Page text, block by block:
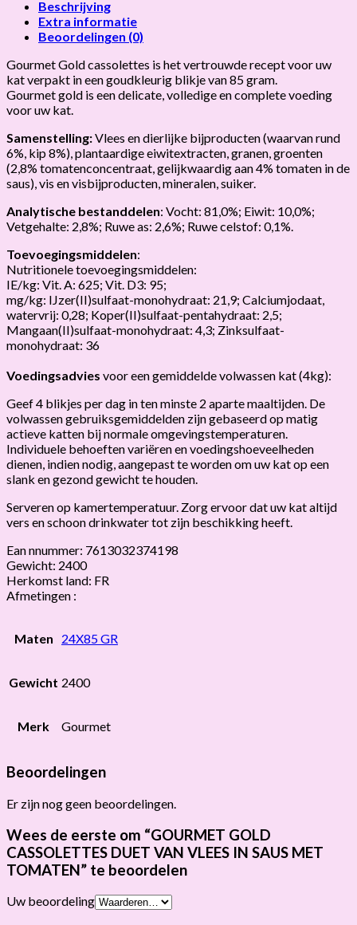
Beschrijving
Extra informatie
Beoordelingen (0)
Gourmet Gold cassolettes is het vertrouwde recept voor uw
kat verpakt in een goudkleurig blikje van 85 gram.
Gourmet gold is een delicate, volledige en complete voeding
voor uw kat.
Samenstelling:Vlees en dierlijke bijproducten (waarvan rund
6%, kip 8%), plantaardige eiwitextracten, granen, groenten
(2,8% tomatenconcentraat, gelijkwaardig aan 4% tomaten in de
saus), vis en visbijproducten, mineralen, suiker.
Analytische bestanddelen: Vocht: 81,0%; Eiwit: 10,0%;
Vetgehalte: 2,8%; Ruwe as: 2,6%; Ruwe celstof: 0,1%.
Toevoegingsmiddelen:
Nutritionele toevoegingsmiddelen:
IE/kg: Vit. A: 625; Vit. D3: 95;
mg/kg: IJzer(II)sulfaat-monohydraat: 21,9; Calciumjodaat,
watervrij: 0,28; Koper(II)sulfaat-pentahydraat: 2,5;
Mangaan(II)sulfaat-monohydraat: 4,3; Zinksulfaat-
monohydraat: 36
Voedingsadvies voor een gemiddelde volwassen kat (4kg):
Geef 4 blikjes per dag in ten minste 2 aparte maaltijden. De
volwassen gebruiksgemiddelden zijn gebaseerd op matig
actieve katten bij normale omgevingstemperaturen.
Individuele behoeften variëren en voedingshoeveelheden
dienen, indien nodig, aangepast te worden om uw kat op een
slank en gezond gewicht te houden.
Serveren op kamertemperatuur. Zorg ervoor dat uw kat altijd
vers en schoon drinkwater tot zijn beschikking heeft.
Ean nnummer: 7613032374198
Gewicht: 2400
Herkomst land: FR
Afmetingen :
Maten 24X85 GR
Gewicht 2400
Merk Gourmet
Beoordelingen
Er zijn nog geen beoordelingen.
Wees de eerste om “GOURMET GOLD
CASSOLETTES DUET VAN VLEES IN SAUS MET
TOMATEN” te beoordelen
Uw beoordeling